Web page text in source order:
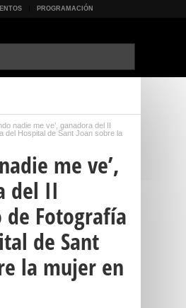
PROGRAMACIÓN
nadie me ve’, ganadora del II
del Hospital de Sant Joan sobre la
me ve’,
del II
de Fotografía
de Sant
la mujer en